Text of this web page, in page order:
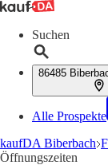
Suchen
86485
Alle Prospekte
kaufDA Biberbach
Öffnungszeiten